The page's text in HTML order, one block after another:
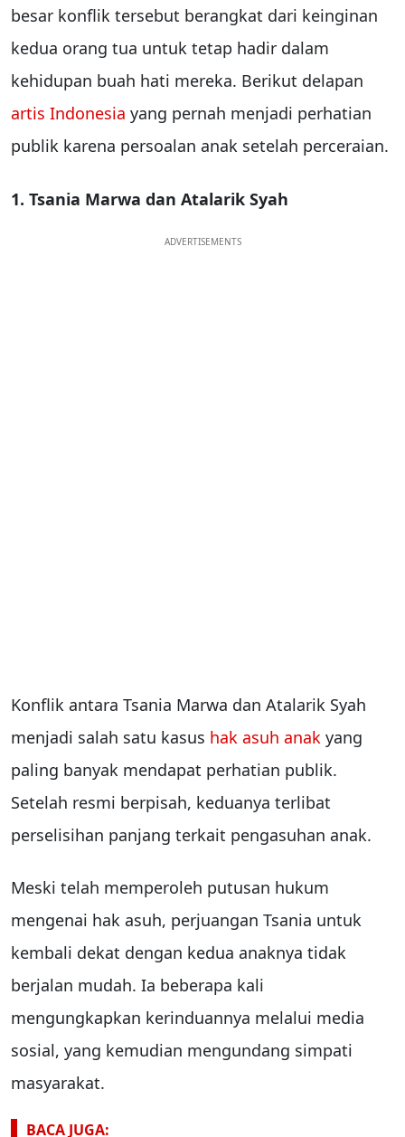
besar konflik tersebut berangkat dari keinginan
kedua orang tua untuk tetap hadir dalam
kehidupan buah hati mereka. Berikut delapan
artis Indonesia yang pernah menjadi perhatian
publik karena persoalan anak setelah perceraian.
1. Tsania Marwa dan Atalarik Syah
ADVERTISEMENTS
Konflik antara Tsania Marwa dan Atalarik Syah
menjadi salah satu kasus hak asuh anak yang
paling banyak mendapat perhatian publik.
Setelah resmi berpisah, keduanya terlibat
perselisihan panjang terkait pengasuhan anak.
Meski telah memperoleh putusan hukum
mengenai hak asuh, perjuangan Tsania untuk
kembali dekat dengan kedua anaknya tidak
berjalan mudah. Ia beberapa kali
mengungkapkan kerinduannya melalui media
sosial, yang kemudian mengundang simpati
masyarakat.
BACA JUGA: